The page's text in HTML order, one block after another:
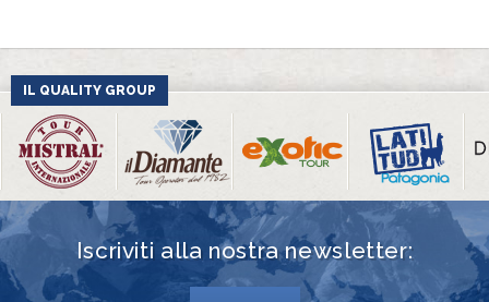
IL QUALITY GROUP
Iscriviti alla nostra newsletter: